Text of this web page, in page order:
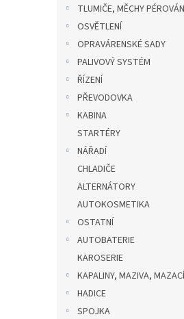
TLUMIČE, MĚCHY
OSVĚTLENÍ
OPRAVÁRENSKÉ SADY
PALIVOVÝ SYSTÉM
ŘÍZENÍ
PŘEVODOVKA
KABINA
STARTÉRY
NÁŘADÍ
CHLADIČE
ALTERNÁTORY
AUTOKOSMETIKA
OSTATNÍ
AUTOBATERIE
KAROSERIE
KAPALINY, MAZIVA,
HADICE
SPOJKA